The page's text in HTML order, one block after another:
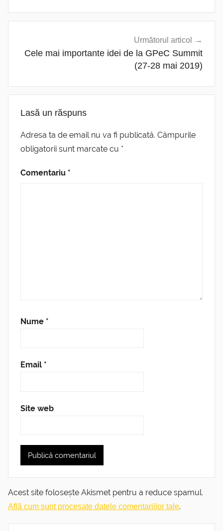
Următorul articol
Cele mai importante idei de la GPeC Summit
(27-28 mai 2019)
Lasă un răspuns
Adresa ta de email nu va fi publicată. Câmpurile
obligatorii sunt marcate cu *
Comentariu *
Nume *
Email *
Site web
Acest site folosește Akismet pentru a reduce spamul.
Află cum sunt procesate datele comentariilor tale.